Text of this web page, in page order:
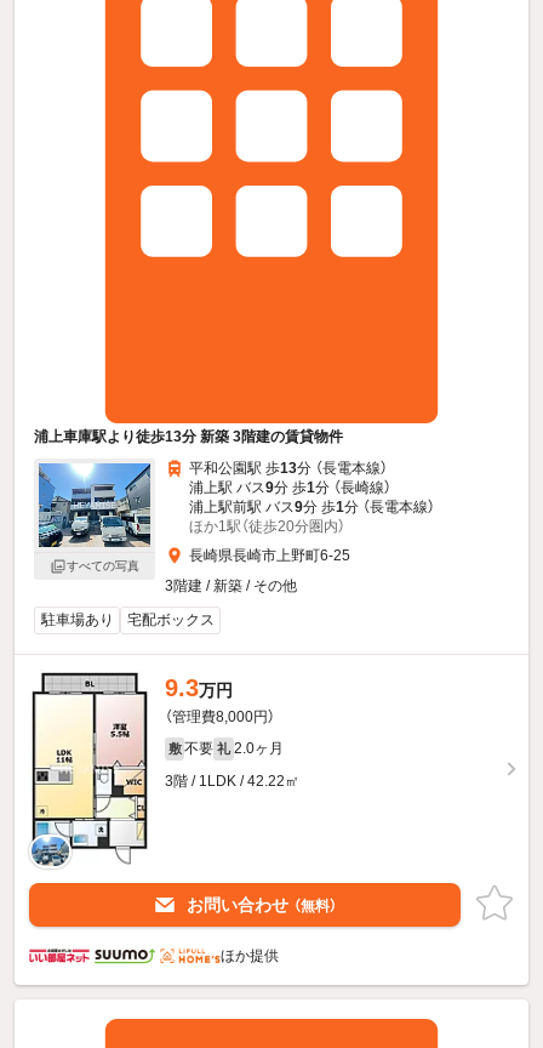
浦上車庫駅より徒歩13分 新築 3階建の賃貸物件
すべての写真
平和公園駅 歩13分 （長電本線）
浦上駅 バス9分 歩1分 （長崎線）
浦上駅前駅 バス9分 歩1分 （長電本線）
ほか1駅（徒歩20分圏内）
長崎県長崎市上野町6-25
3階建 / 新築 / その他
駐車場あり
宅配ボックス
9.3万円
（管理費8,000円）
敷 不要 礼 2.0ヶ月
3階 / 1LDK / 42.22㎡
お問い合わせ （無料）
ほか提供